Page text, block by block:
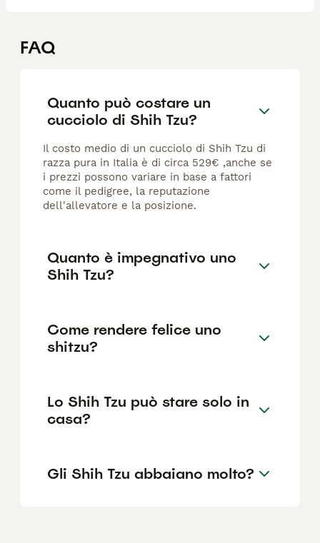
FAQ
Quanto può costare un
cucciolo di Shih Tzu?
Il costo medio di un cucciolo di Shih Tzu di
razza pura in Italia è di circa 529€ ,anche se
i prezzi possono variare in base a fattori
come il pedigree, la reputazione
dell'allevatore e la posizione.
Quanto è impegnativo uno
Shih Tzu?
Come rendere felice uno
shitzu?
Lo Shih Tzu può stare solo in
casa?
Gli Shih Tzu abbaiano molto?